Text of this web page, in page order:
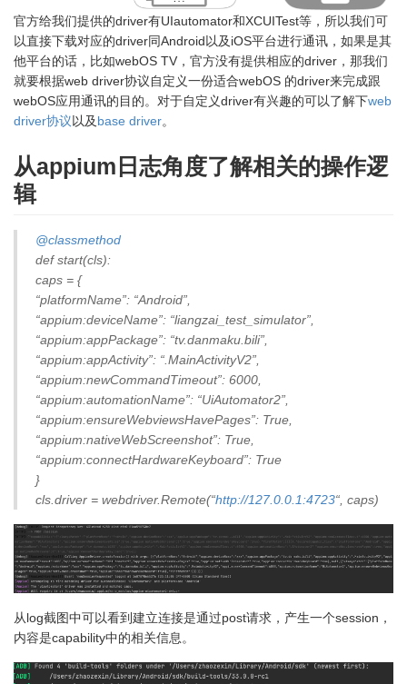
官方给我们提供的driver有UIautomator和XCUITest等，所以我们可
以直接下载对应的driver同Android以及iOS平台进行通讯，如果是其
他平台的话，比如webOS TV，官方没有提供相应的driver，那我们
就要根据web driver协议自定义一份适合webOS 的driver来完成跟
webOS应用通讯的目的。对于自定义driver有兴趣的可以了解下web
driver协议以及base driver。
从appium日志角度了解相关的操作逻
辑
@classmethod
def start(cls):
caps = {
“platformName”: “Android”,
“appium:deviceName”: “liangzai_test_simulator”,
“appium:appPackage”: “tv.danmaku.bili”,
“appium:appActivity”: “.MainActivityV2”,
“appium:newCommandTimeout”: 6000,
“appium:automationName”: “UiAutomator2”,
“appium:ensureWebviewsHavePages”: True,
“appium:nativeWebScreenshot”: True,
“appium:connectHardwareKeyboard”: True
}
cls.driver = webdriver.Remote(“http://127.0.0.1:4723“, caps)
从log截图中可以看到建立连接是通过post请求，产生一个session，
内容是capability中的相关信息。